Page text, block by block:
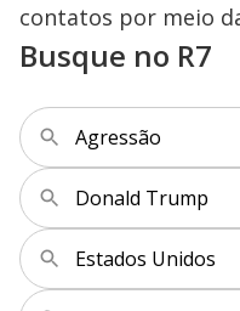
contatos por meio
Busque no R7
Agressão
Donald Trump
Estados Unidos